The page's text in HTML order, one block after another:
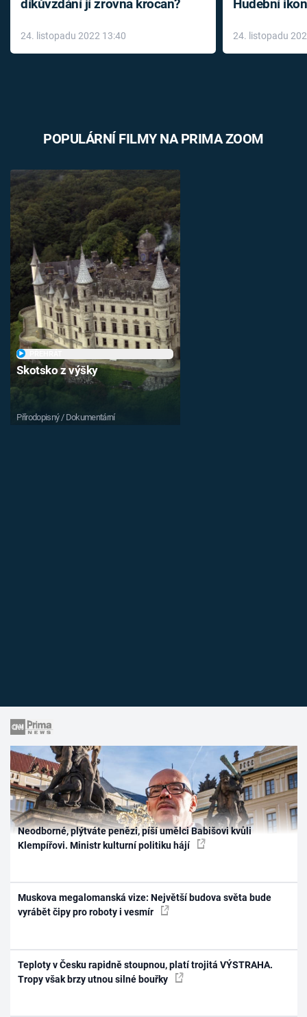
díkůvzdání jí zrovna krocan?
24. listopadu 2022 13:40
Hudební
léky
24. listopadu
POPULÁRNÍ FILMY NA PRIMA ZOOM
Skotsko z výšky
Přírodopisný / Dokumentární
Neodborné, plýtváte penězi, píší umělci Babišovi kvůli
Klempířovi. Ministr kulturní politiku hájí
Muskova megalomanská vize: Největší budova světa bude
vyrábět čipy pro roboty i vesmír
Teploty v Česku rapidně stoupnou, platí trojitá VÝSTRAHA.
Tropy však brzy utnou silné bouřky